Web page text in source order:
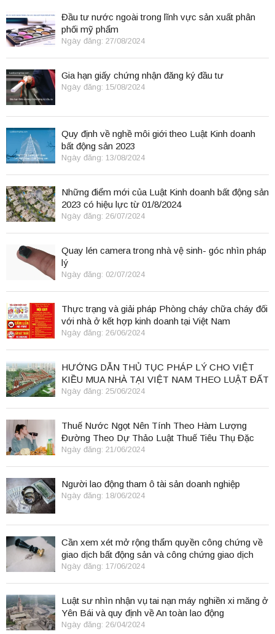
Đầu tư nước ngoài trong lĩnh vực sản xuất phân
phối mỹ phẩm
Ngày đăng: 27/08/2024
Gia hạn giấy chứng nhận đăng ký đầu tư
Ngày đăng: 15/08/2024
Quy định về nghề môi giới theo Luật Kinh doanh
bất động sản 2023
Ngày đăng: 13/08/2024
Những điểm mới của Luật Kinh doanh bất động sản
2023 có hiệu lực từ 01/8/2024
Ngày đăng: 26/07/2024
Quay lén camera trong nhà vệ sinh- góc nhìn pháp
lý
Ngày đăng: 02/07/2024
Thực trạng và giải pháp Phòng cháy chữa cháy đối
với nhà ở kết hợp kinh doanh tại Việt Nam
Ngày đăng: 26/06/2024
HƯỚNG DẪN THỦ TỤC PHÁP LÝ CHO VIỆT
KIỀU MUA NHÀ TẠI VIỆT NAM THEO LUẬT ĐẤT
ĐAI 2024
Ngày đăng: 25/06/2024
Thuế Nước Ngọt Nên Tính Theo Hàm Lượng
Đường Theo Dự Thảo Luật Thuế Tiêu Thụ Đặc
Biệt
Ngày đăng: 21/06/2024
Người lao động tham ô tài sản doanh nghiệp
Ngày đăng: 18/06/2024
Cần xem xét mở rộng thẩm quyền công chứng về
giao dịch bất động sản và công chứng giao dịch
điện tử.
Ngày đăng: 17/06/2024
Luật sư nhìn nhận vụ tai nạn máy nghiền xi măng ở
Yên Bái và quy định về An toàn lao động
Ngày đăng: 26/04/2024